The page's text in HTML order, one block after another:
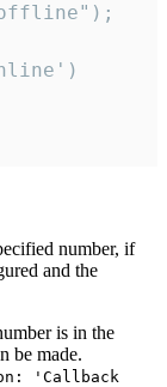
number, if
and the
is in the
be made.
'Callback